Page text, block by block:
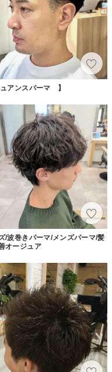
ュアンスパーマ 】
/波巻きパーマ/メンズパーマ/髪
オージュア